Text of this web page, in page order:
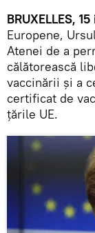
BRUXELLES,
Europene,
Atenei de a
călătorească
vaccinării și a
certificat de
țările UE.